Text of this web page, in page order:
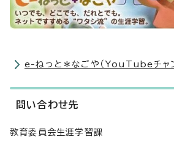
e-ねっと＊なごや（YouTubeチャン
問い合わせ先
教育委員会生涯学習課